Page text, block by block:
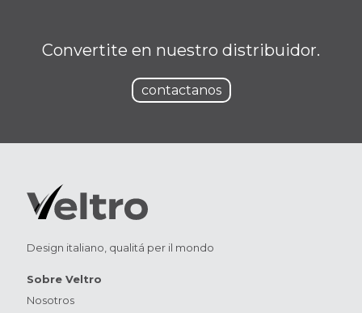
Convertite en nuestro distribuidor.
contactanos
Design italiano, qualitá per il mondo
Sobre Veltro
Nosotros